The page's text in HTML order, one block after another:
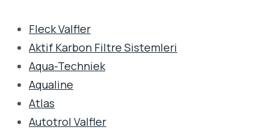
Fleck Valfler
Aktif Karbon Filtre Sistemleri
Aqua-Techniek
Aqualine
Atlas
Autotrol Valfler